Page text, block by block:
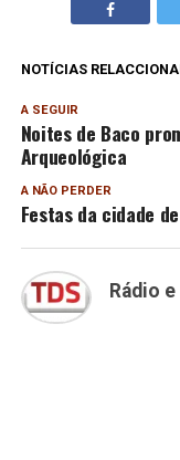
NOTÍCIAS
A SEGUIR
Noites de Baco
Arqueológica
A NÃO PERDER
Festas da cidade
Rádio